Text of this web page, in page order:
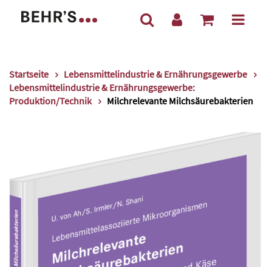
Startseite
Lebensmittelindustrie & Ernährungsgewerbe
Lebensmittelindustrie & Ernährungsgewerbe:
Produktion/Technik
Milchrelevante Milchsäurebakterien